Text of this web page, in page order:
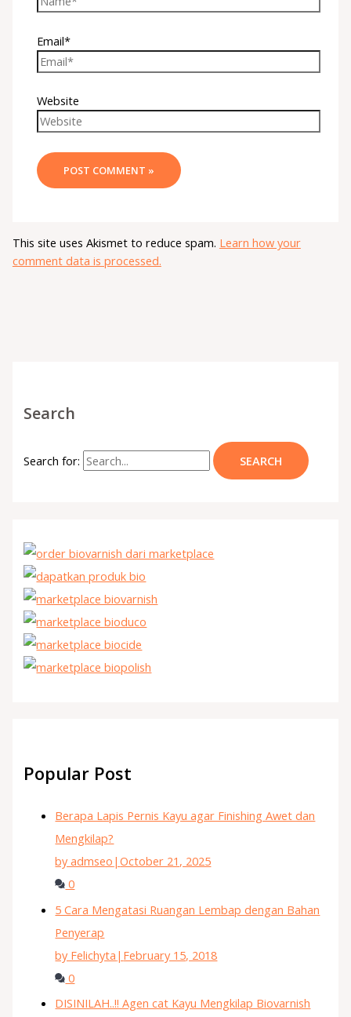
Email*
Website
This site uses Akismet to reduce spam. Learn how your
comment data is processed.
Search
Search for:
Popular Post
Berapa Lapis Pernis Kayu agar Finishing Awet dan
Mengkilap?
by admseo |October 21, 2025
0
5 Cara Mengatasi Ruangan Lembap dengan Bahan
Penyerap
by Felichyta | February 15, 2018
0
DISINILAH..!! Agen cat Kayu Mengkilap Biovarnish